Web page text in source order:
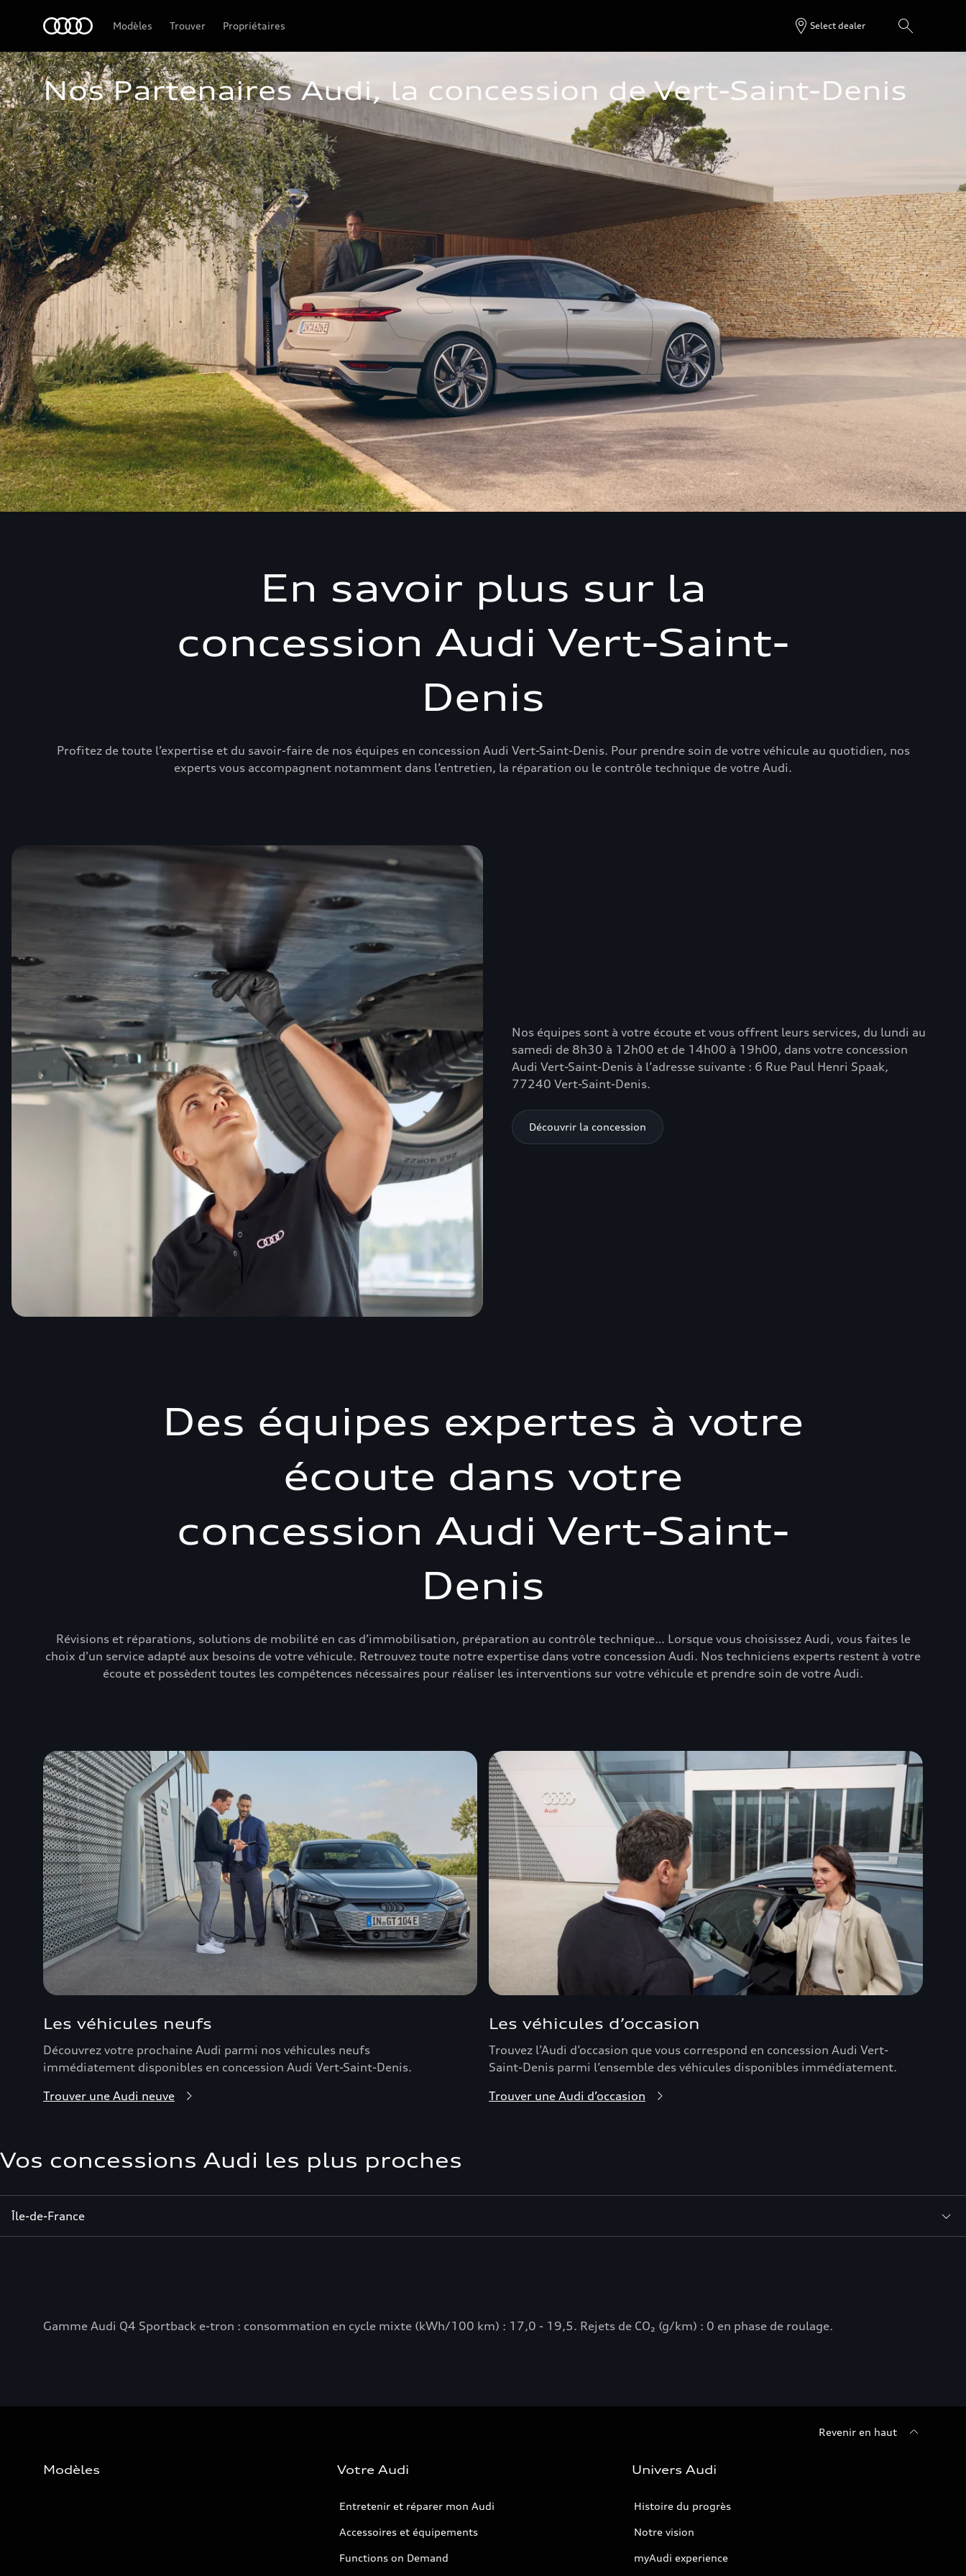
Modèles Trouver Propriétaires Select dealer
Nos Partenaires Audi, la concession de Vert-Saint-Denis
En savoir plus sur la
concession Audi Vert-Saint-
Denis
Profitez de toute l’expertise et du savoir-faire de nos équipes en concession Audi Vert-Saint-Denis. Pour prendre soin de votre véhicule au quotidien, nos
experts vous accompagnent notamment dans l’entretien, la réparation ou le contrôle technique de votre Audi.
Nos équipes sont à votre écoute et vous offrent leurs services, du lundi au
samedi de 8h30 à 12h00 et de 14h00 à 19h00, dans votre concession
Audi Vert-Saint-Denis à l’adresse suivante : 6 Rue Paul Henri Spaak,
77240 Vert-Saint-Denis.
Découvrir la concession
Des équipes expertes à votre
écoute dans votre
concession Audi Vert-Saint-
Denis
Révisions et réparations, solutions de mobilité en cas d’immobilisation, préparation au contrôle technique… Lorsque vous choisissez Audi, vous faites le
choix d'un service adapté aux besoins de votre véhicule. Retrouvez toute notre expertise dans votre concession Audi. Nos techniciens experts restent à votre
écoute et possèdent toutes les compétences nécessaires pour réaliser les interventions sur votre véhicule et prendre soin de votre Audi.
Les véhicules neufs
Découvrez votre prochaine Audi parmi nos véhicules neufs
immédiatement disponibles en concession Audi Vert-Saint-Denis.
Trouver une Audi neuve
Les véhicules d’occasion
Trouvez l’Audi d’occasion que vous correspond en concession Audi Vert-
Saint-Denis parmi l’ensemble des véhicules disponibles immédiatement.
Trouver une Audi d’occasion
Vos concessions Audi les plus proches
Île-de-France
Gamme Audi Q4 Sportback e-tron : consommation en cycle mixte (kWh/100 km) : 17,0 - 19,5. Rejets de CO₂ (g/km) : 0 en phase de roulage.
Revenir en haut
Modèles Votre Audi
Entretenir et réparer mon Audi
Accessoires et équipements
Functions on Demand
Univers Audi
Histoire du progrès
Notre vision
myAudi experience